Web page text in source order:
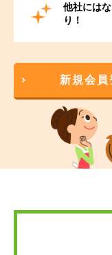
他社には
り！
新規会員